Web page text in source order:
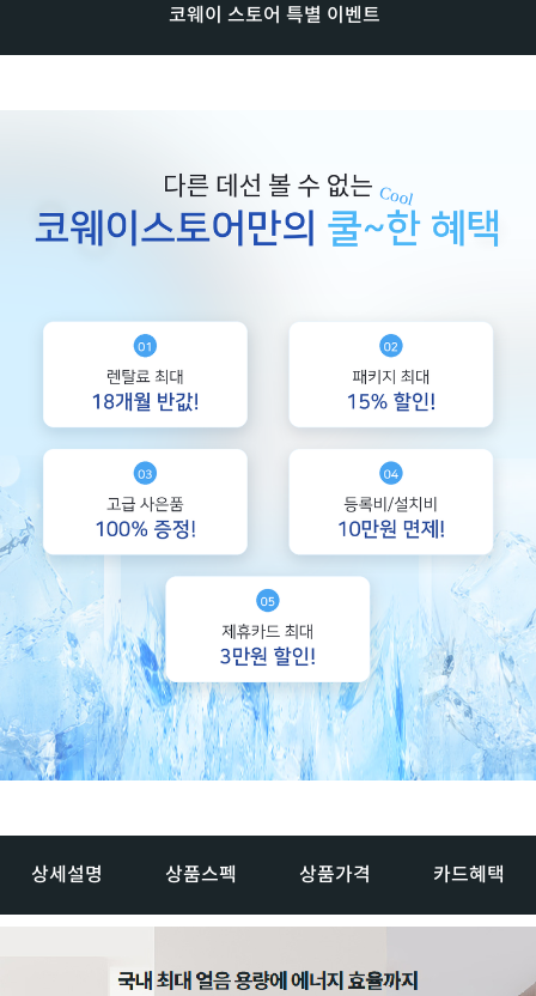
코웨이 스토어 특별 이벤트
상세설명 상품스펙 상품가격 카드혜택